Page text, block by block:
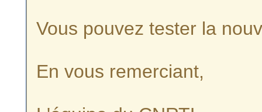
Vous pouvez tester la
En vous remerciant,